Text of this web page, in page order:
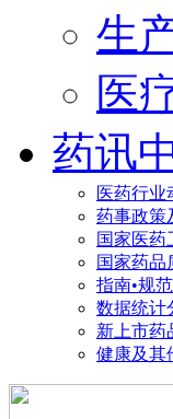
生
医
药讯
医药行业
药事政策
国家医药
国家药品
指南•规
数据统计
新上市药
健康及其